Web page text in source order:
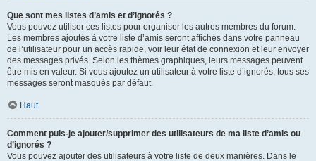
Que sont mes listes d’amis et d’ignorés ?
Vous pouvez utiliser ces listes pour organiser les autres membres du forum.
Les membres ajoutés à votre liste d’amis seront affichés dans votre panneau
de l’utilisateur pour un accès rapide, voir leur état de connexion et leur envoyer
des messages privés. Selon les thèmes graphiques, leurs messages peuvent
être mis en valeur. Si vous ajoutez un utilisateur à votre liste d’ignorés, tous ses
messages seront masqués par défaut.
Haut
Comment puis-je ajouter/supprimer des utilisateurs de ma liste d’amis ou
d’ignorés ?
Vous pouvez ajouter des utilisateurs à votre liste de deux manières. Dans le